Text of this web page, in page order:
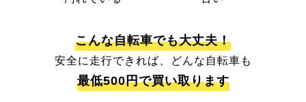
こんな自転車でも大丈夫！
安全に走行できれば、どんな自転車も
最低500円で買い取ります